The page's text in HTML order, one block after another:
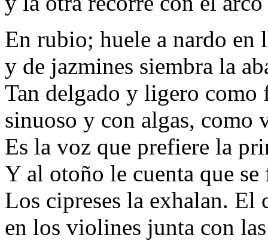
En rubio; huele a nardo en
y de jazmines siembra la
Tan delgado y ligero como
sinuoso y con algas, como
Es la voz que prefiere la
Y al otoño le cuenta que se
Los cipreses la exhalan. El
en los violines junta con